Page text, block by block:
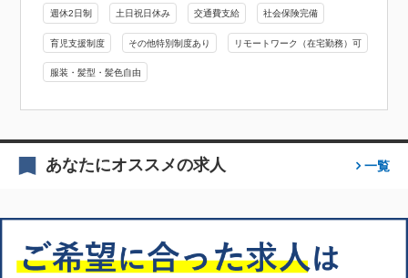
週休2日制 土日祝日休み 交通費支給 社会保険完備
育児支援制度 その他特別制度あり リモートワーク（在宅勤務）可
服装・髪型・髪色自由
あなたにオススメの求人 一覧